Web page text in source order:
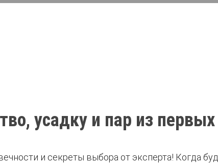
усадку и пар из первых
и секреты выбора от эксперта! Когда